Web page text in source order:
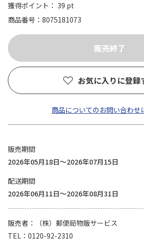
獲得ポイント： 39 pt
商品番号
8075181073
お気に入りに登録
商品についてのお問い合わせ
販売期間
2026年05月18日～2026年07月15日
配送期間
2026年06月11日～2026年08月31日
販売者
（株）郵便局物販サービス
TEL
0120-92-2310